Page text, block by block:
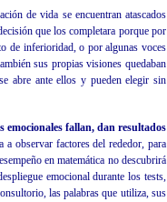
de vida se encuentran atascados
que los completara porque por
de inferioridad, o por algunas voces
sus propias visiones quedaban
abre ante ellos y pueden elegir sin
emocionales fallan, dan resultados
a observar factores del rededor, para
en matemática no descubrirá
emocional durante los tests,
las palabras que utiliza, sus